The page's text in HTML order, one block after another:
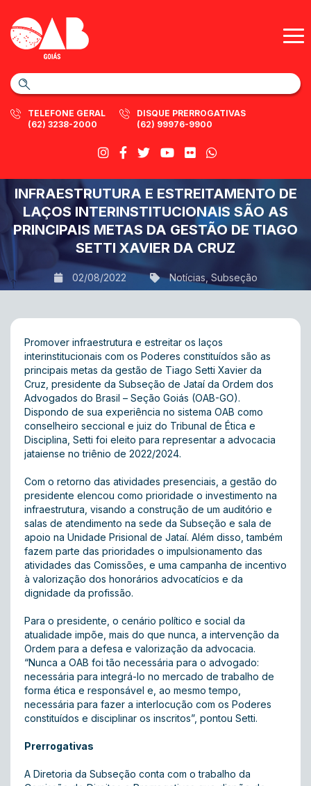
TELEFONE GERAL
(62) 3238-2000
DISQUE PRERROGATIVAS
(62) 99976-9900
INFRAESTRUTURA E ESTREITAMENTO DE
LAÇOS INTERINSTITUCIONAIS SÃO AS
PRINCIPAIS METAS DA GESTÃO DE TIAGO
SETTI XAVIER DA CRUZ
02/08/2022 Notícias Subseção
Promover infraestrutura e estreitar os laços
interinstitucionais com os Poderes constituídos são as
principais metas da gestão de Tiago Setti Xavier da
Cruz, presidente da Subseção de Jataí da Ordem dos
Advogados do Brasil – Seção Goiás (OAB-GO).
Dispondo de sua experiência no sistema OAB como
conselheiro seccional e juiz do Tribunal de Ética e
Disciplina, Setti foi eleito para representar a advocacia
jataiense no triênio de 2022/2024.
Com o retorno das atividades presenciais, a gestão do
presidente elencou como prioridade o investimento na
infraestrutura, visando a construção de um auditório e
salas de atendimento na sede da Subseção e sala de
apoio na Unidade Prisional de Jataí. Além disso, também
fazem parte das prioridades o impulsionamento das
atividades das Comissões, e uma campanha de incentivo
à valorização dos honorários advocatícios e da
dignidade da profissão.
Para o presidente, o cenário político e social da
atualidade impõe, mais do que nunca, a intervenção da
Ordem para a defesa e valorização da advocacia.
“Nunca a OAB foi tão necessária para o advogado:
necessária para integrá-lo no mercado de trabalho de
forma ética e responsável e, ao mesmo tempo,
necessária para fazer a interlocução com os Poderes
constituídos e disciplinar os inscritos”, pontou Setti.
Prerrogativas
A Diretoria da Subseção conta com o trabalho da